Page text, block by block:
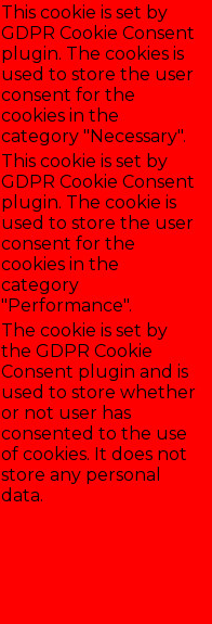
This cookie is set by
GDPR Cookie Consent
plugin. The cookies is
used to store the user
consent for the
cookies in the
category "Necessary".
This cookie is set by
GDPR Cookie Consent
plugin. The cookie is
used to store the user
consent for the
cookies in the
category
"Performance".
The cookie is set by
the GDPR Cookie
Consent plugin and is
used to store whether
or not user has
consented to the use
of cookies. It does not
store any personal
data.